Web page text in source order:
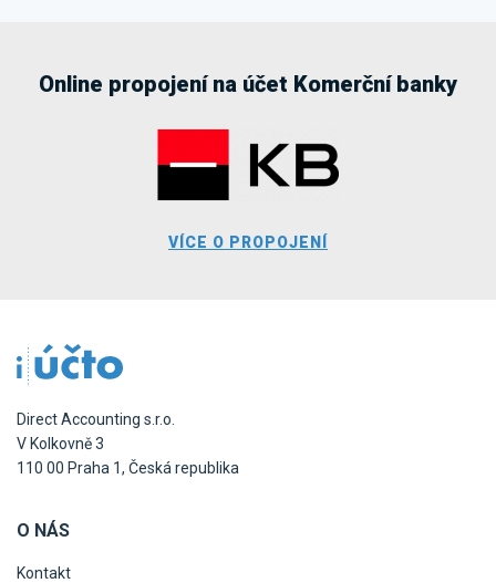
Online propojení na účet Komerční banky
VÍCE O PROPOJENÍ
Direct Accounting s.r.o.
V Kolkovně 3
110 00 Praha 1, Česká republika
O NÁS
Kontakt